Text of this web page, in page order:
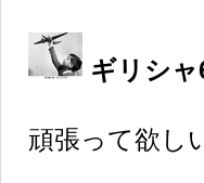
ギリシャ
頑張って欲し